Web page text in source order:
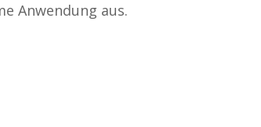
Anwendung aus.